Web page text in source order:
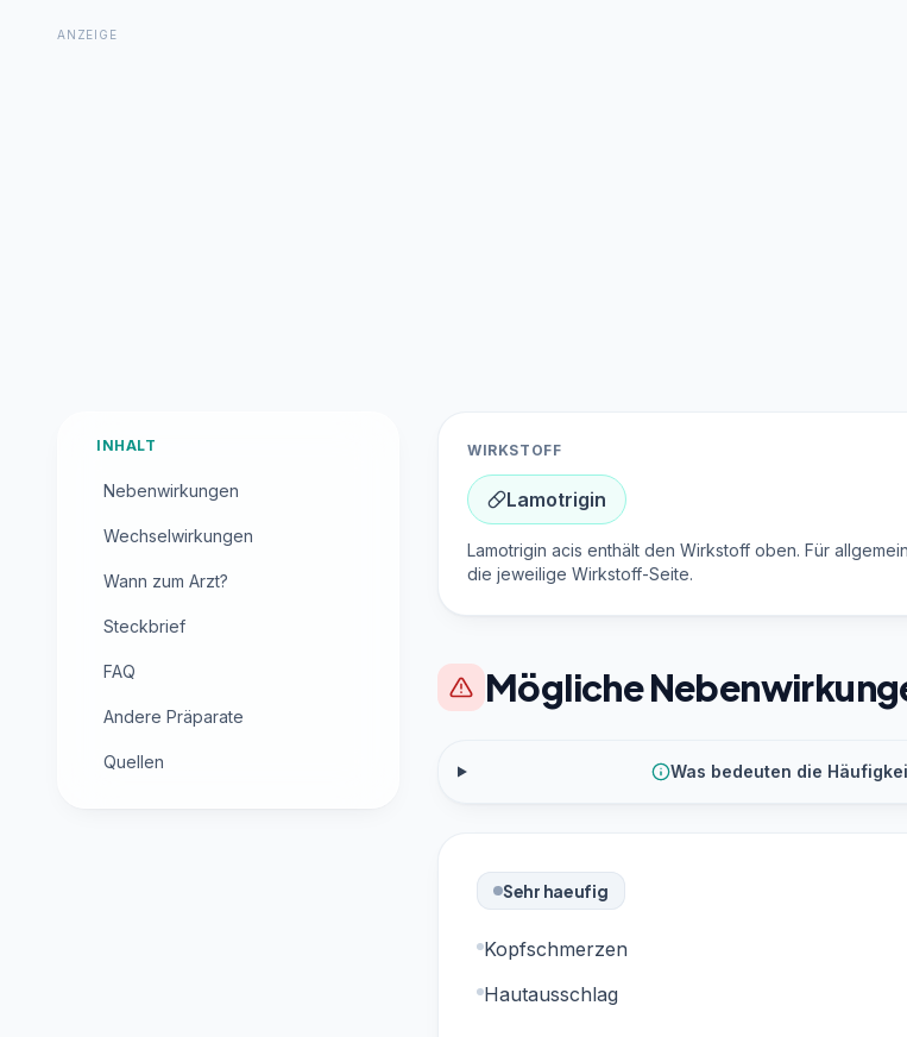
ANZEIGE
INHALT
Nebenwirkungen
Wechselwirkungen
Wann zum Arzt?
Steckbrief
FAQ
Andere Präparate
Quellen
WIRKSTOFF
Lamotrigin
Lamotrigin acis enthält den Wirkstoff oben. Für
die jeweilige Wirkstoff-Seite.
Mögliche
Was bedeuten die
Sehr haeufig
Kopfschmerzen
Hautausschlag